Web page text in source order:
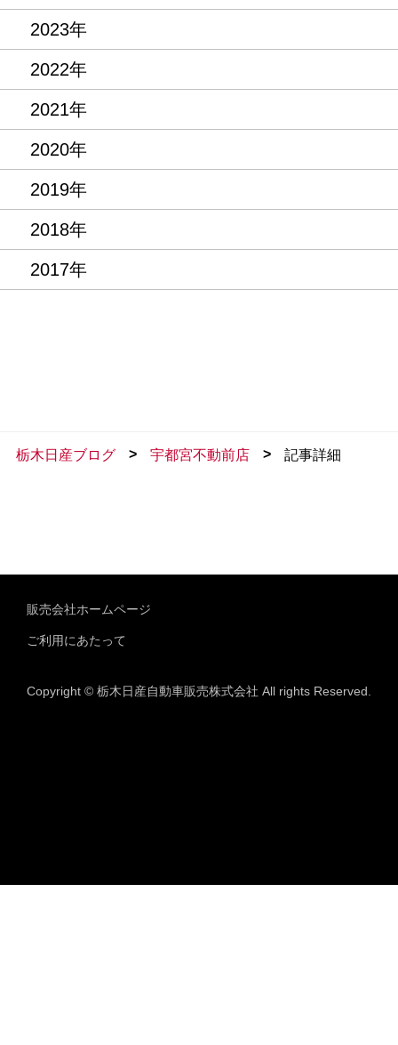
2023年
2022年
2021年
2020年
2019年
2018年
2017年
栃木日産ブログ > 宇都宮不動前店 > 記事詳細
販売会社ホームページ
ご利用にあたって
Copyright © 栃木日産自動車販売株式会社 All rights Reserved.